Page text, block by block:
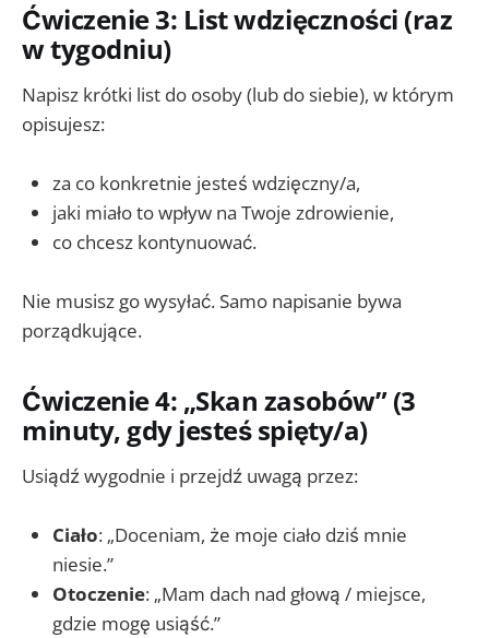
Ćwiczenie 3: List wdzięczności (raz
w tygodniu)
Napisz krótki list do osoby (lub do siebie), w którym
opisujesz:
za co konkretnie jesteś wdzięczny/a,
jaki miało to wpływ na Twoje zdrowienie,
co chcesz kontynuować.
Nie musisz go wysyłać. Samo napisanie bywa
porządkujące.
Ćwiczenie 4: „Skan zasobów” (3
minuty, gdy jesteś spięty/a)
Usiądź wygodnie i przejdź uwagą przez:
Ciało: „Doceniam, że moje ciało dziś mnie
niesie.”
Otoczenie: „Mam dach nad głową / miejsce,
gdzie mogę usiąść.”